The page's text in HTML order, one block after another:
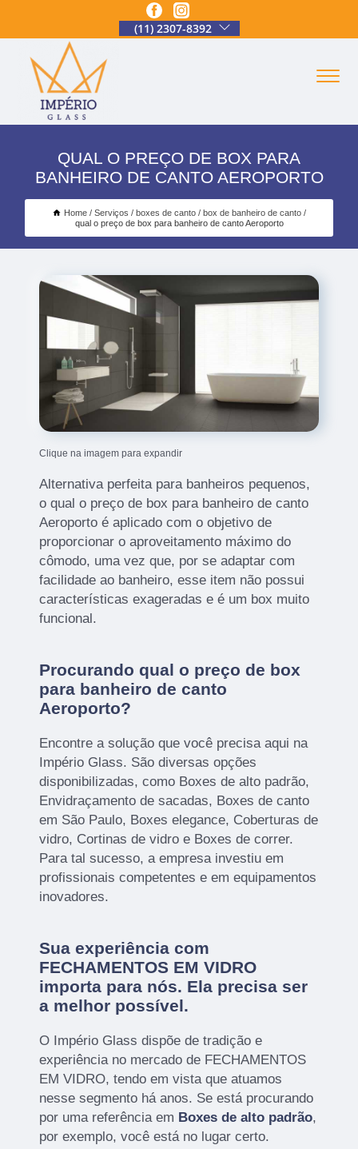
(11) 2307-8392
QUAL O PREÇO DE BOX PARA
BANHEIRO DE CANTO AEROPORTO
Home Serviços boxes de canto
box de banheiro de canto
qual o preço de box para banheiro de canto Aeroporto
Clique na imagem para expandir
Alternativa perfeita para banheiros pequenos,
o qual o preço de box para banheiro de canto
Aeroporto é aplicado com o objetivo de
proporcionar o aproveitamento máximo do
cômodo, uma vez que, por se adaptar com
facilidade ao banheiro, esse item não possui
características exageradas e é um box muito
funcional.
Procurando qual o preço de box
para banheiro de canto
Aeroporto?
Encontre a solução que você precisa aqui na
Império Glass. São diversas opções
disponibilizadas, como Boxes de alto padrão,
Envidraçamento de sacadas, Boxes de canto
em São Paulo, Boxes elegance, Coberturas de
vidro, Cortinas de vidro e Boxes de correr.
Para tal sucesso, a empresa investiu em
profissionais competentes e em equipamentos
inovadores.
Sua experiência com
FECHAMENTOS EM VIDRO
importa para nós. Ela precisa ser
a melhor possível.
O Império Glass dispõe de tradição e
experiência no mercado de FECHAMENTOS
EM VIDRO, tendo em vista que atuamos
nesse segmento há anos. Se está procurando
por uma referência em Boxes de alto padrão,
por exemplo, você está no lugar certo.